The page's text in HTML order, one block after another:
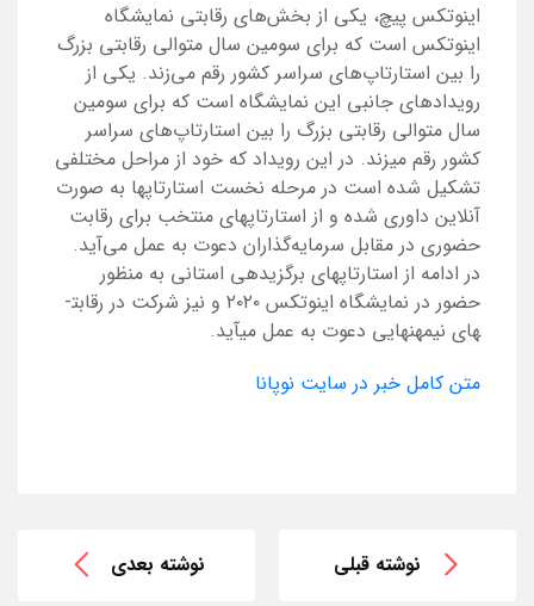
اینوتکس پیچ، یکی از بخش‌های رقابتی نمایشگاه
اینوتکس است که برای سومین سال متوالی رقابتی بزرگ
را بین استارتاپ‌های سراسر کشور رقم می‌زند. یکی از
رویدادهای جانبی این نمایشگاه است که برای سومین
سال متوالی رقابتی بزرگ را بین استارتاپ‌های سراسر
کشور رقم میزند. در این رویداد که خود از مراحل مختلفی
تشکیل شده است در مرحله نخست استارتاپ­ها به صورت
آنلاین داوری شده و از استارتاپ­های منتخب برای رقابت
حضوری در مقابل سرمایه­‌گذاران دعوت به عمل می­‌آید.
در ادامه از استارتاپ­های برگزیده­ی استانی به منظور
حضور در نمایشگاه اینوتکس ۲۰۲۰ و نیز شرکت در رقابت­
های نیمه­نهایی دعوت به عمل می­آید.
متن کامل خبر در سایت نوپانا
نوشته قبلی نوشته بعدی